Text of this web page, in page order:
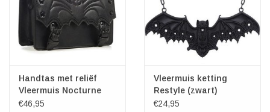
Handtas met reliëf
Vleermuis Nocturne
€46,95
Vleermuis ketting
Restyle (zwart)
€24,95